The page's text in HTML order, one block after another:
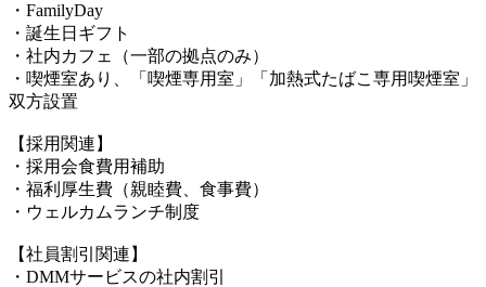
・FamilyDay
・誕生日ギフト
・社内カフェ（一部の拠点のみ）
・喫煙室あり、「喫煙専用室」「加熱式たばこ専用喫煙室」
双方設置
【採用関連】
・採用会食費用補助
・福利厚生費（親睦費、食事費）
・ウェルカムランチ制度
【社員割引関連】
・DMMサービスの社内割引